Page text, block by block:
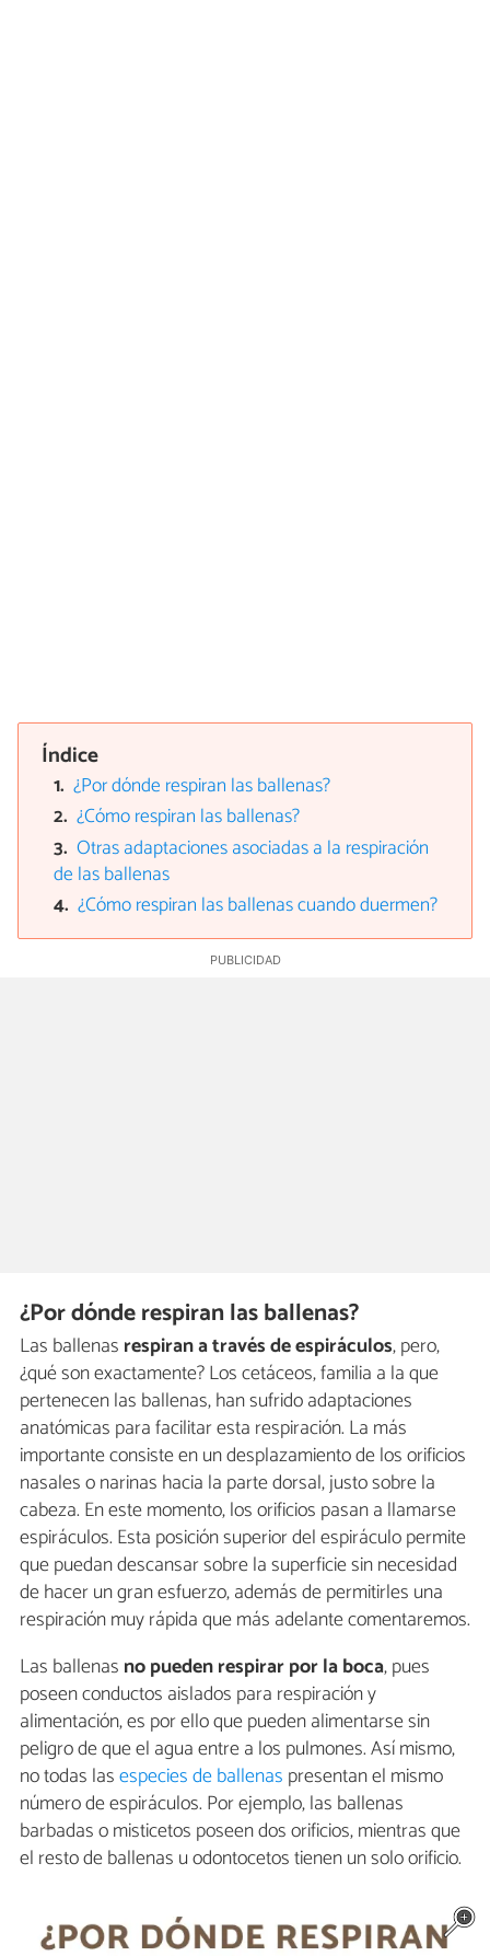
Índice
¿Por dónde respiran las ballenas?
¿Cómo respiran las ballenas?
Otras adaptaciones asociadas a la respiración
de las ballenas
¿Cómo respiran las ballenas cuando duermen?
¿Por dónde respiran las ballenas?
Las ballenas respiran a través de espiráculos, pero,
¿qué son exactamente? Los cetáceos, familia a la que
pertenecen las ballenas, han sufrido adaptaciones
anatómicas para facilitar esta respiración. La más
importante consiste en un desplazamiento de los orificios
nasales o narinas hacia la parte dorsal, justo sobre la
cabeza. En este momento, los orificios pasan a llamarse
espiráculos. Esta posición superior del espiráculo permite
que puedan descansar sobre la superficie sin necesidad
de hacer un gran esfuerzo, además de permitirles una
respiración muy rápida que más adelante comentaremos.
Las ballenas no pueden respirar por la boca, pues
poseen conductos aislados para respiración y
alimentación, es por ello que pueden alimentarse sin
peligro de que el agua entre a los pulmones. Así mismo,
no todas lasespecies de ballenas presentan el mismo
número de espiráculos. Por ejemplo, las ballenas
barbadas o misticetos poseen dos orificios, mientras que
el resto de ballenas u odontocetos tienen un solo orificio.